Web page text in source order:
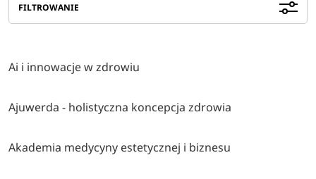
FILTROWANIE
Ai i innowacje w zdrowiu
Ajuwerda - holistyczna koncepcja zdrowia
Akademia medycyny estetycznej i biznesu